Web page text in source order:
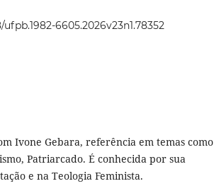
6605.2026v23n1.78352
Ivone Gebara, referência em temas como
Patriarcado. É conhecida por sua
e na Teologia Feminista.